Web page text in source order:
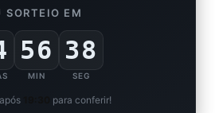
SORTEIO EM
56
MIN
37
SEG
para conferir!